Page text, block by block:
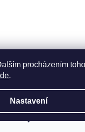
procházením
.
Nastavení